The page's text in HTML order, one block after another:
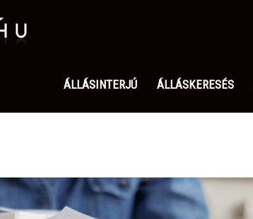
Dolgozom.hu
ÁLLÁSINTERJÚ ÁLLÁSKERESÉS